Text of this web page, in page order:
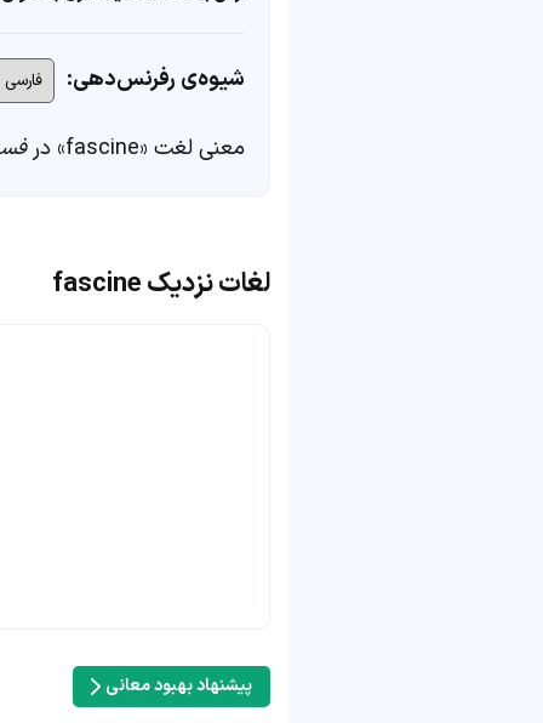
شیوه‌ی رفرنس‌دهی:
معنی لغت «fascine» در
لغات نزدیک fascine
پیشنهاد بهبود معانی